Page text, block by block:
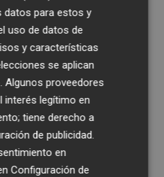
datos para estos y
uso de datos de
y características
se aplican
Algunos proveedores
interés legítimo en
tiene derecho a
de publicidad
en
Configuración de